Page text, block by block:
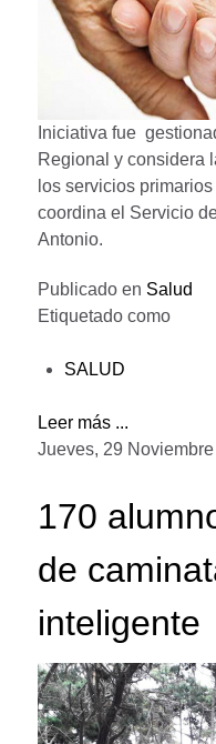
Iniciativa fue
Regional y considera
los servicios
coordina el Servicio
Antonio.
Publicado en Salud
Etiquetado como
SALUD
Leer más ...
Jueves, 29
170
de
inteligente